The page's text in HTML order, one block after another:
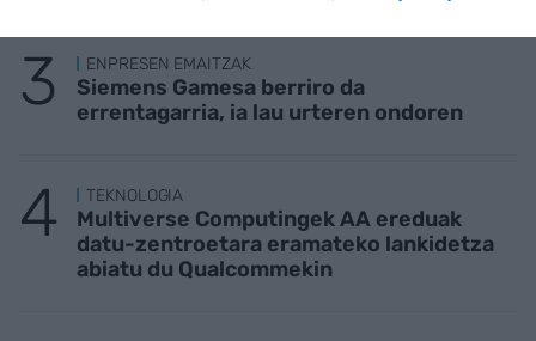
ENPRESEN EMAITZAK
Siemens Gamesa berriro da
errentagarria, ia lau urteren ondoren
TEKNOLOGIA
Multiverse Computingek AA ereduak
datu-zentroetara eramateko lankidetza
abiatu du Qualcommekin